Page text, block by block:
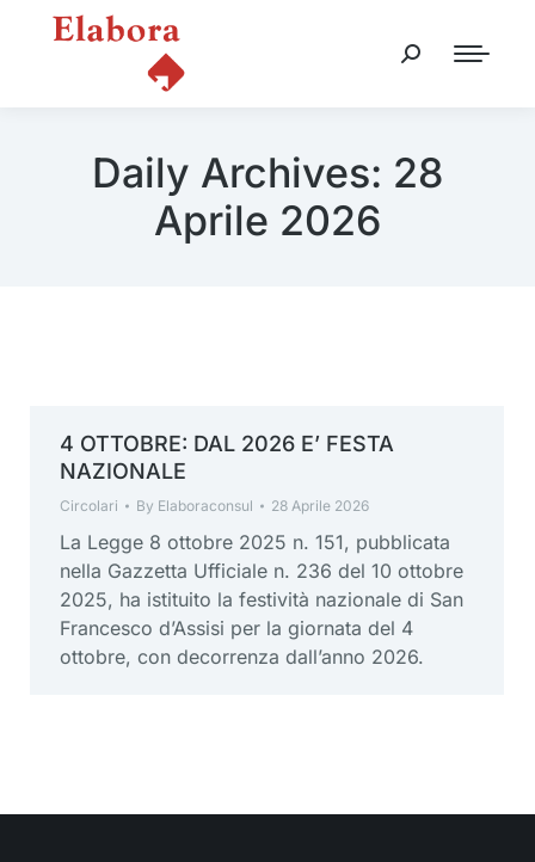
Daily Archives: 28
Aprile 2026
4 OTTOBRE: DAL 2026 E’ FESTA
NAZIONALE
Circolari By Elaboraconsul 28 Aprile 2026
La Legge 8 ottobre 2025 n. 151, pubblicata
nella Gazzetta Ufficiale n. 236 del 10 ottobre
2025, ha istituito la festività nazionale di San
Francesco d’Assisi per la giornata del 4
ottobre, con decorrenza dall’anno 2026.